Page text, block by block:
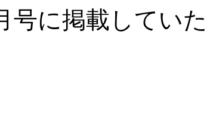
号に掲載してい